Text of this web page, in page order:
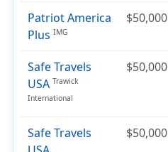
Patriot America
Plus IMG
$50,000
Safe Travels
USA Trawick
International
$50,000
Safe Travels
$50,000